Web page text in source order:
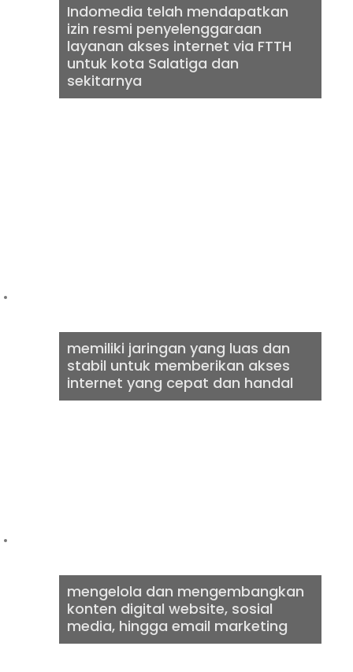
Indomedia telah mendapatkan
izin resmi penyelenggaraan
layanan akses internet via FTTH
untuk kota Salatiga dan
sekitarnya
memiliki jaringan yang luas dan
stabil untuk memberikan akses
internet yang cepat dan handal
mengelola dan mengembangkan
konten digital website, sosial
media, hingga email marketing